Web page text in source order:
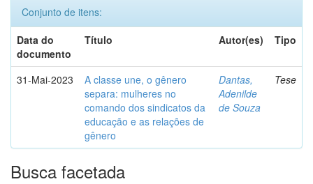
Conjunto de itens:
Data do
documento
Título Autor(es) Tipo
31-Mai-2023
A classe une, o gênero
separa: mulheres no
comando dos sindicatos da
educação e as relações de
gênero
Dantas,
Adenilde
de Souza
Tese
Busca facetada